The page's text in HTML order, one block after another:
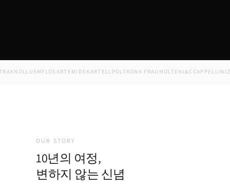
USMFLOS ARTEMIDE KARTELLPOLTRONA FRAU MOLTENI&C CAPPELLINI
OUR STORY
10년의 여정,
변하지 않는 신념